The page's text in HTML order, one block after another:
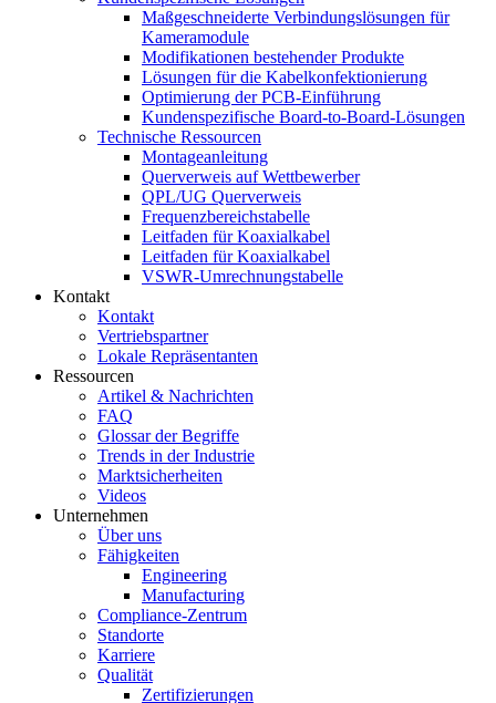
Maßgeschneiderte Verbindungslösungen für
Kameramodule
Modifikationen bestehender Produkte
Lösungen für die Kabelkonfektionierung
Optimierung der PCB-Einführung
Kundenspezifische Board-to-Board-Lösungen
Technische Ressourcen
Montageanleitung
Querverweis auf Wettbewerber
QPL/UG Querverweis
Frequenzbereichstabelle
Leitfaden für Koaxialkabel
Leitfaden für Koaxialkabel
VSWR-Umrechnungstabelle
Kontakt
Kontakt
Vertriebspartner
Lokale Repräsentanten
Ressourcen
Artikel & Nachrichten
FAQ
Glossar der Begriffe
Trends in der Industrie
Marktsicherheiten
Videos
Unternehmen
Über uns
Fähigkeiten
Engineering
Manufacturing
Compliance-Zentrum
Standorte
Karriere
Qualität
Zertifizierungen